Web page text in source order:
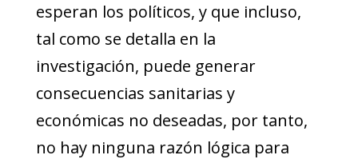
esperan los políticos, y que incluso,
tal como se detalla en la
investigación, puede generar
consecuencias sanitarias y
económicas no deseadas, por tanto,
no hay ninguna razón lógica para